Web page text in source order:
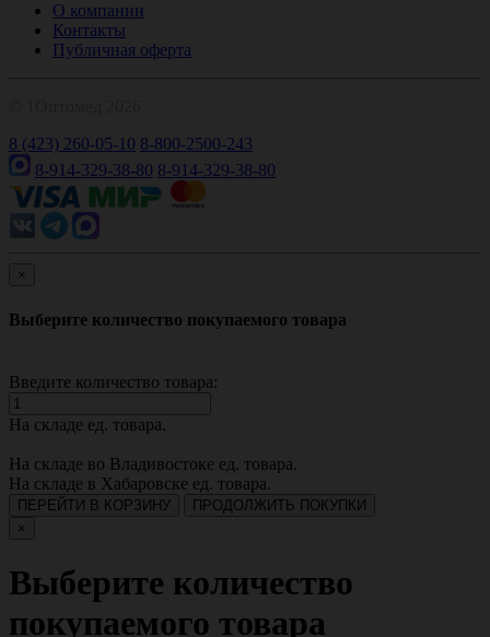
О компании
Контакты
Публичная оферта
8 (423) 260-05-10 8-800-2500-243
8-914-329-38-80 8-914-329-38-80
×
Выберите количество покупаемого товара
Введите количество товара:
На складе ед. товара.
На складе во Владивостоке ед. товара.
На складе в Хабаровске ед. товара.
ПЕРЕЙТИ В КОРЗИНУ
ПРОДОЛЖИТЬ ПОКУПКИ
×
Выберите количество
покупаемого товара